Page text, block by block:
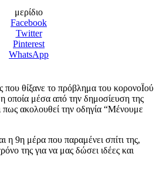
μερίδιο
Facebook
Twitter
Pinterest
WhatsApp
θίξανε το πρόβλημα του κορονοΪού
οποία μέσα από την δημοσίευση της
πως ακολουθεί την οδηγία “Μένουμε
η 9η μέρα που παραμένει σπίτι της,
της για να μας δώσει ιδέες και